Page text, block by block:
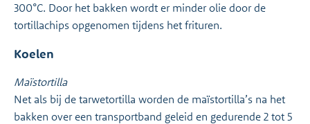
300°C. Door het bakken wordt er minder olie door de
tortillachips opgenomen tijdens het frituren.
Koelen
Maïstortilla
Net als bij de tarwetortilla worden de maïstortilla’s na het
bakken over een transportband geleid en gedurende 2 tot 5